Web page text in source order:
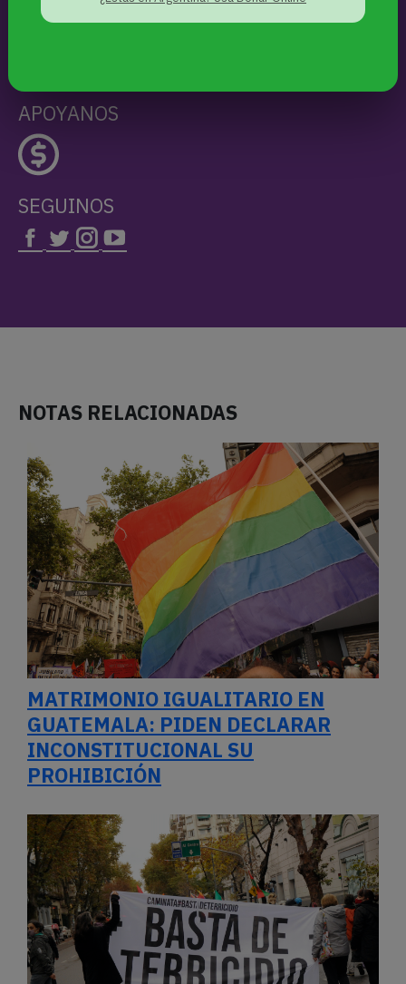
protagonistas, sus historias y sus
APOYANOS
SEGUINOS
NOTAS RELACIONADAS
MATRIMONIO IGUALITARIO EN
GUATEMALA: PIDEN DECLARAR
INCONSTITUCIONAL SU
PROHIBICIÓN